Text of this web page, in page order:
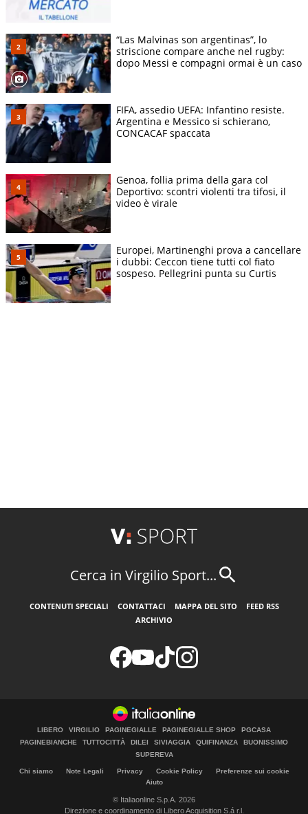
“Las Malvinas son argentinas”, lo
striscione compare anche nel rugby:
dopo Messi e compagni ormai è un caso
FIFA, assedio UEFA: Infantino resiste.
Argentina e Messico si schierano,
CONCACAF spaccata
Genoa, follia prima della gara col
Deportivo: scontri violenti tra tifosi, il
video è virale
Europei, Martinenghi prova a cancellare
i dubbi: Ceccon tiene tutti col fiato
sospeso. Pellegrini punta su Curtis
Cerca in Virgilio Sport...
CONTENUTI SPECIALI CONTATTACI MAPPA DEL SITO
FEED RSS
ARCHIVIO
LIBERO VIRGILIO PAGINEGIALLE PAGINEGIALLE SHOP
PGCASA
PAGINEBIANCHE
TUTTOCITTÀ DILEI SIVIAGGIA QUIFINANZA
BUONISSIMO
SUPEREVA
Chi siamo Note Legali Privacy Cookie Policy
Preferenze sui cookie
Aiuto
© Italiaonline S.p.A. 2026
Direzione e coordinamento di Libero Acquisition S.á r.l.